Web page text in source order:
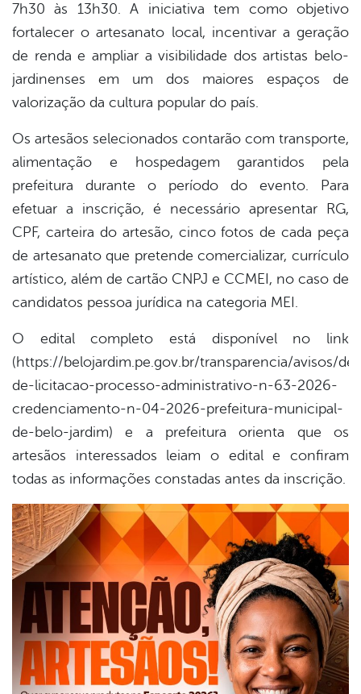
7h30 às 13h30. A iniciativa tem como objetivo
fortalecer o artesanato local, incentivar a geração
de renda e ampliar a visibilidade dos artistas belo-
jardinenses em um dos maiores espaços de
valorização da cultura popular do país.
Os artesãos selecionados contarão com transporte,
alimentação e hospedagem garantidos pela
prefeitura durante o período do evento. Para
efetuar a inscrição, é necessário apresentar RG,
CPF, carteira do artesão, cinco fotos de cada peça
de artesanato que pretende comercializar, currículo
artístico, além de cartão CNPJ e CCMEI, no caso de
candidatos pessoa jurídica na categoria MEI.
O edital completo está disponível no link
(https://belojardim.pe.gov.br/transparencia/avisos/
de-licitacao-processo-administrativo-n-63-2026-
credenciamento-n-04-2026-prefeitura-municipal-
de-belo-jardim) e a prefeitura orienta que os
artesãos interessados leiam o edital e confiram
todas as informações constadas antes da inscrição.